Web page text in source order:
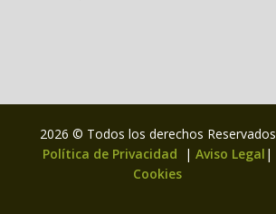
2026 © Todos los derechos Reservados
Política de Privacidad
| Aviso Legal |
Cookies